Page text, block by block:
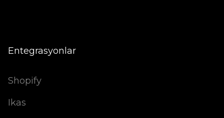
Entegrasyonlar
Shopify
Ikas